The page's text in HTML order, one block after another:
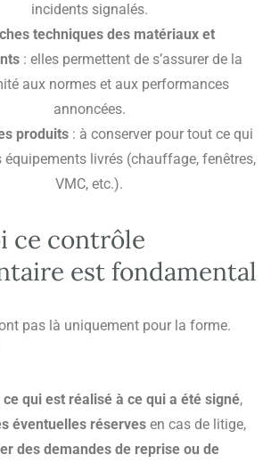
incidents signalés.
techniques des matériaux et
: elles permettent de s’assurer de la
aux normes et aux performances
annoncées.
produits : à conserver pour tout ce qui
équipements livrés (chauffage, fenêtres,
VMC, etc.).
ce contrôle
est fondamental
pas là uniquement pour la forme.
qui est réalisé à ce qui a été signé,
éventuelles réserves en cas de litige,
des demandes de reprise ou de